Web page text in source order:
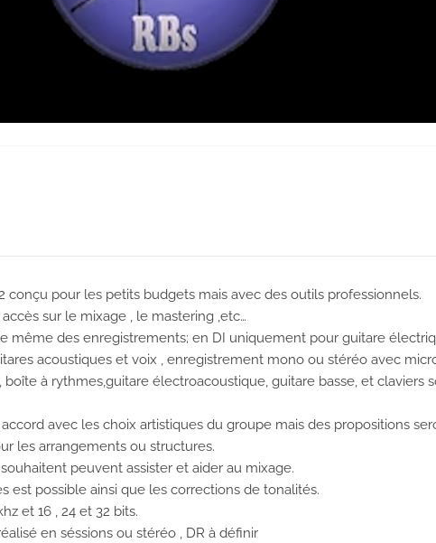
conçu pour les petits budgets mais avec des outils professionnels.
sur le mixage , le mastering ,etc…
même des enregistrements; en DI uniquement pour guitare
acoustiques et voix , enregistrement mono ou stéréo avec
à rythmes,guitare électroacoustique, guitare basse, et claviers
avec les choix artistiques du groupe mais des propositions
les arrangements ou structures.
peuvent assister et aider au mixage.
est possible ainsi que les corrections de tonalités.
et 16 , 24 et 32 bits.
en séssions ou stéréo , DR à définir